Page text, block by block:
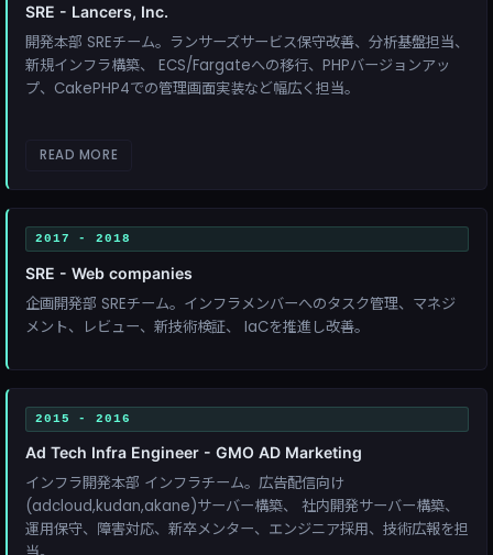
SRE - Lancers, Inc.
開発本部 SREチーム。ランサーズサービス保守改善、分析基盤担当、
新規インフラ構築、 ECS/Fargateへの移行、PHPバージョンアッ
プ、CakePHP4での管理画面実装など幅広く担当。
READ MORE
2017 - 2018
SRE - Web companies
企画開発部 SREチーム。インフラメンバーへのタスク管理、マネジ
メント、レビュー、新技術検証、 IaCを推進し改善。
2015 - 2016
Ad Tech Infra Engineer - GMO AD Marketing
インフラ開発本部 インフラチーム。広告配信向け
(adcloud,kudan,akane)サーバー構築、 社内開発サーバー構築、
運用保守、障害対応、新卒メンター、エンジニア採用、技術広報を担